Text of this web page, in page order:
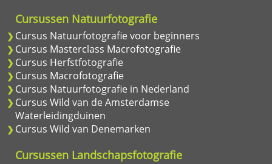
Cursussen Natuurfotografie
Cursus Natuurfotografie voor beginners
Cursus Masterclass Macrofotografie
Cursus Herfstfotografie
Cursus Macrofotografie
Cursus Natuurfotografie in Nederland
Cursus Wild van de Amsterdamse
Waterleidingduinen
Cursus Wild van Denemarken
Cursussen Landschapsfotografie